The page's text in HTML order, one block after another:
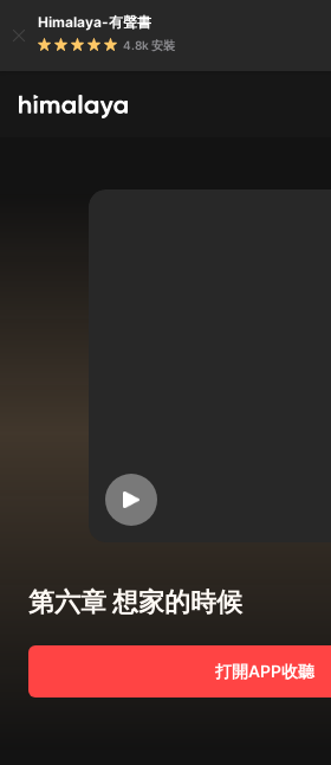
Himalaya-有聲書
4.8k 安裝
第六章 想家的時候
打開APP收聽